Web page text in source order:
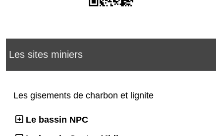
Les sites miniers
Les gisements de charbon et lignite
Le bassin NPC